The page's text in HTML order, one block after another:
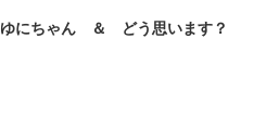
ゆにちゃん ＆ どう思います？